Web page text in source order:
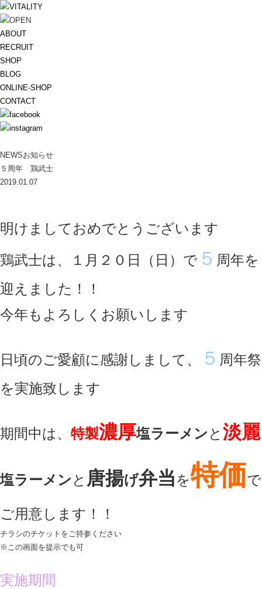
ABOUT
RECRUIT
SHOP
BLOG
ONLINE-SHOP
CONTACT
NEWSお知らせ
５周年 鶏武士
2019.01.07
明けましておめでとうございます
鶏武士は、１月２０日（日）で ５ 周年を
迎えました！！
今年もよろしくお願いします
日頃のご愛顧に感謝しまして、 ５ 周年祭
を実施致します
期間中は、 特製濃厚塩ラーメン と 淡麗
塩ラーメン と 唐揚げ弁当を特価で
ご用意します！！
チラシのチケットをご持参ください
※この画面を提示でも可
実施期間